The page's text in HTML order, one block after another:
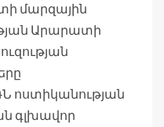
մարզային
Արարատի
ոստիկանության
գլխավոր